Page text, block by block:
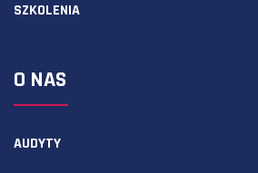
SZKOLENIA
O NAS
AUDYTY